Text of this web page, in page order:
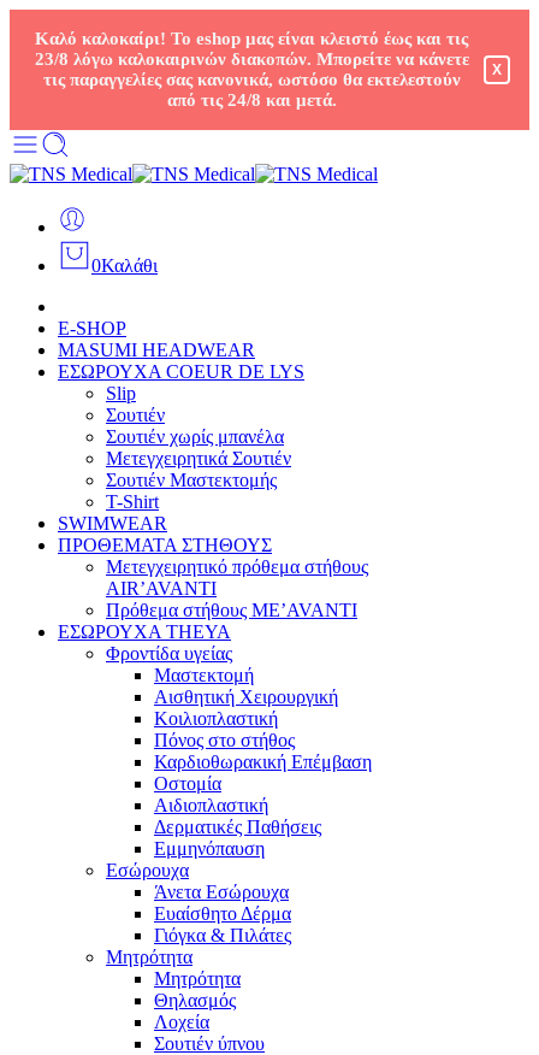
Καλό καλοκαίρι! Το eshop μας είναι κλειστό έως και τις
23/8 λόγω καλοκαιρινών διακοπών. Μπορείτε να κάνετε
τις παραγγελίες σας κανονικά, ωστόσο θα εκτελεστούν
από τις 24/8 και μετά.
X
0Καλάθι
E-SHOP
MASUMI HEADWEAR
ΕΣΩΡΟΥΧΑ COEUR DE LYS
Slip
Σουτιέν
Σουτιέν χωρίς μπανέλα
Μετεγχειρητικά Σουτιέν
Σουτιέν Μαστεκτομής
T-Shirt
SWIMWEAR
ΠΡΟΘΕΜΑΤΑ ΣΤΗΘΟΥΣ
Μετεγχειρητικό πρόθεμα στήθους
AIR’AVANTI
Πρόθεμα στήθους ME’AVANTI
ΕΣΩΡΟΥΧΑ THEYA
Φροντίδα υγείας
Μαστεκτομή
Αισθητική Χειρουργική
Κοιλιοπλαστική
Πόνος στο στήθος
Καρδιοθωρακική Επέμβαση
Οστομία
Αιδιοπλαστική
Δερματικές Παθήσεις
Εμμηνόπαυση
Εσώρουχα
Άνετα Εσώρουχα
Ευαίσθητο Δέρμα
Γιόγκα & Πιλάτες
Μητρότητα
Μητρότητα
Θηλασμός
Λοχεία
Σουτιέν ύπνου